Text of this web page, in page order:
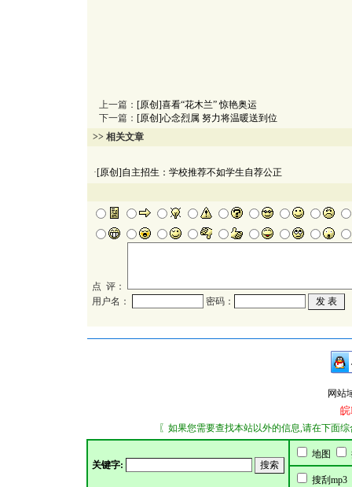
上一篇： [原创]喜看“花木兰” 惊艳奥运
下一篇： [原创]心念烈属 努力将温暖送到位
>> 相关文章
·[原创]自主招生：学校推荐不如学生自荐公正
点 评：
用户名：
密码：
网站
皖
〖如果您需要查找本站以外的信息,请在下面综合搜索
关键字:
地图
搜刮mp3